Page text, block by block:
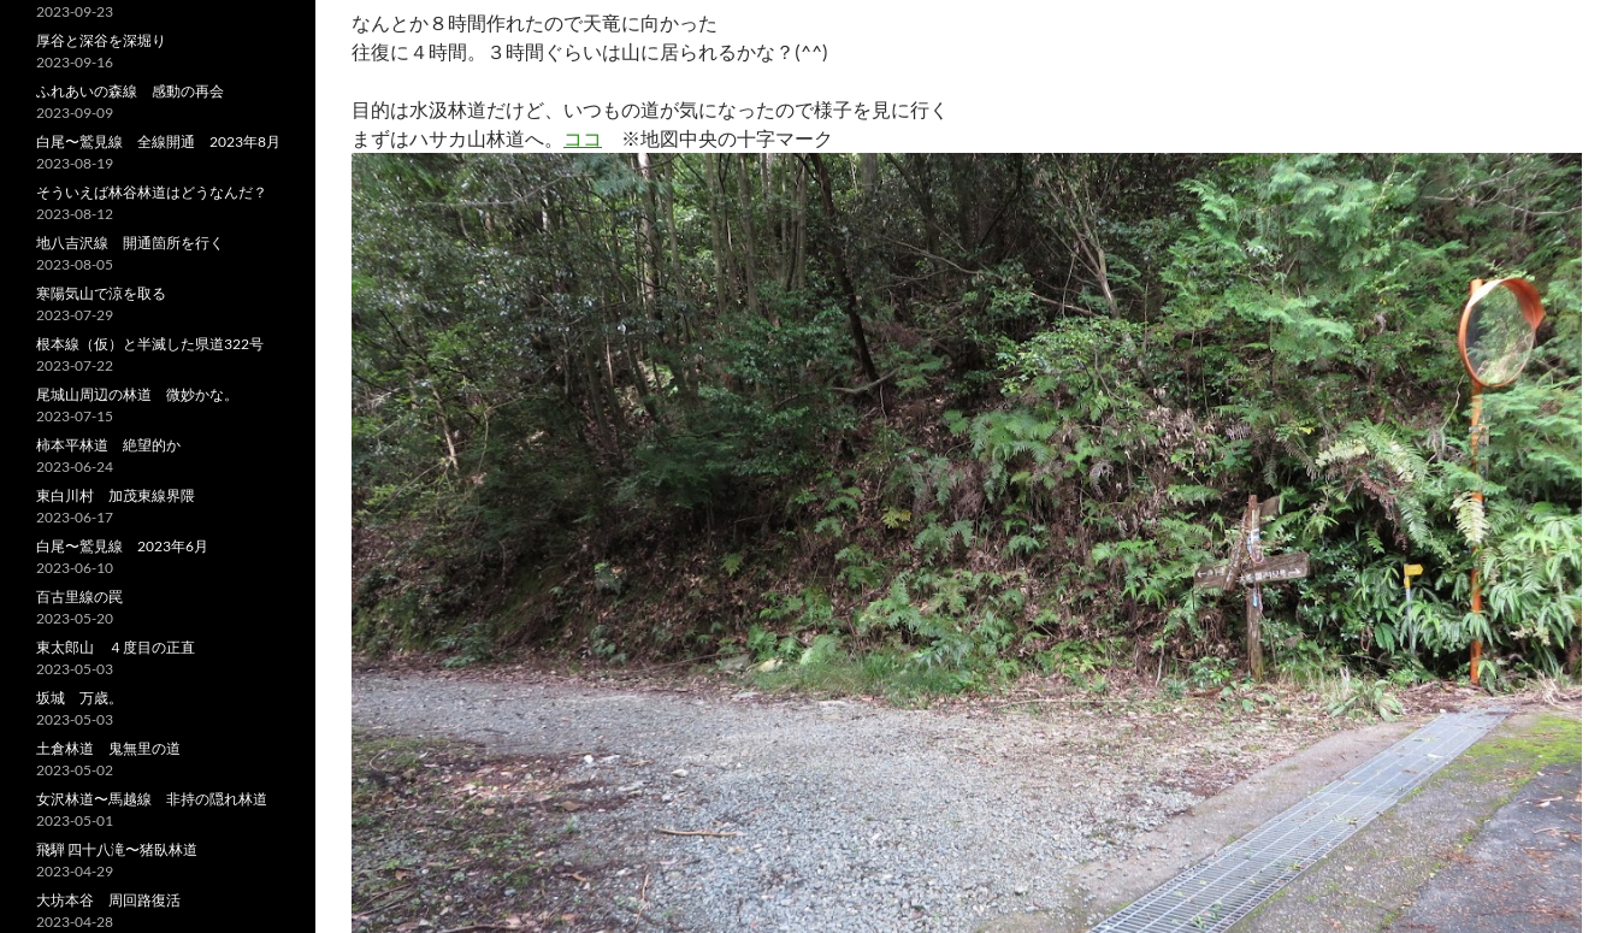
なんとか８時間作れたので天竜に向かった
往復に４時間。３時間ぐらいは山に居られるかな？(^^)
目的は水汲林道だけど、いつもの道が気になったので様子を見に行く
まずはハサカ山林道へ。
ココ ※地図中央の十字マーク
2023-09-23
厚谷と深谷を深堀り
2023-09-16
ふれあいの森線 感動の再会
2023-09-09
白尾〜鷲見線 全線開通 2023年8月
2023-08-19
そういえば林谷林道はどうなんだ？
2023-08-12
地八吉沢線 開通箇所を行く
2023-08-05
寒陽気山で涼を取る
2023-07-29
根本線（仮）と半滅した県道322号
2023-07-22
尾城山周辺の林道 微妙かな。
2023-07-15
柿本平林道 絶望的か
2023-06-24
東白川村 加茂東線界隈
2023-06-17
白尾〜鷲見線 2023年6月
2023-06-10
百古里線の罠
2023-05-20
東太郎山 ４度目の正直
2023-05-03
坂城 万歳。
2023-05-03
土倉林道 鬼無里の道
2023-05-02
女沢林道〜馬越線 非持の隠れ林道
2023-05-01
飛騨 四十八滝〜猪臥林道
2023-04-29
大坊本谷 周回路復活
2023-04-28